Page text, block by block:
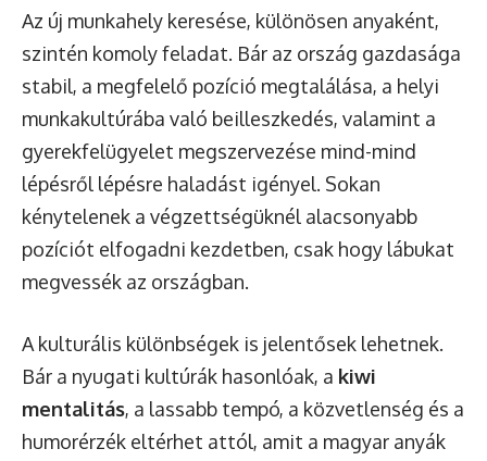
Az új munkahely keresése, különösen anyaként,
szintén komoly feladat. Bár az ország gazdasága
stabil, a megfelelő pozíció megtalálása, a helyi
munkakultúrába való beilleszkedés, valamint a
gyerekfelügyelet megszervezése mind-mind
lépésről lépésre haladást igényel. Sokan
kénytelenek a végzettségüknél alacsonyabb
pozíciót elfogadni kezdetben, csak hogy lábukat
megvessék az országban.
A kulturális különbségek is jelentősek lehetnek.
Bár a nyugati kultúrák hasonlóak, a kiwi
mentalitás, a lassabb tempó, a közvetlenség és a
humorérzék eltérhet attól, amit a magyar anyák